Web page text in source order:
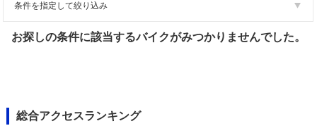
条件を指定して絞り込み
お探しの条件に該当するバイクがみつかりませんでした。
総合アクセスランキング